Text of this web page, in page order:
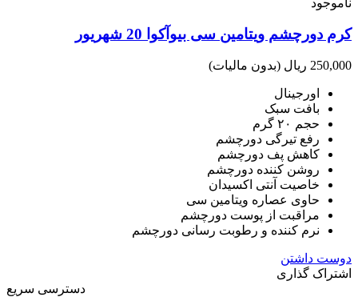
کرم دورچشم ویتامین سی بیوآکوا 20 شهریور
250,000 ریال (بدون مالیات)
اورجینال
بافت سبک
حجم ۲۰ گرم
رفع تیرگی دورچشم
کاهش پف دورچشم
روشن کننده دورچشم
خاصیت آنتی اکسیدان
حاوی عصاره ویتامین سی
مراقبت از پوست دورچشم
نرم کننده و رطوبت رسانی دورچشم
دوست داشتن
اشتراک گذاری
دسترسی سریع